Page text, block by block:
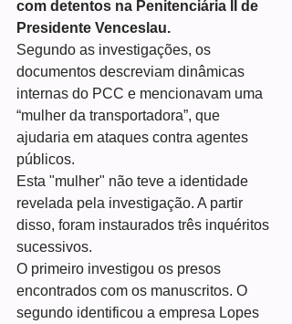
com detentos na Penitenciária II de
Presidente Venceslau.
Segundo as investigações, os
documentos descreviam dinâmicas
internas do PCC e mencionavam uma
“mulher da transportadora”, que
ajudaria em ataques contra agentes
públicos.
Esta "mulher" não teve a identidade
revelada pela investigação. A partir
disso, foram instaurados três inquéritos
sucessivos.
O primeiro investigou os presos
encontrados com os manuscritos. O
segundo identificou a empresa Lopes